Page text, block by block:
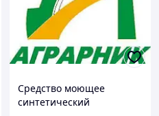
Средство моющее
синтетический